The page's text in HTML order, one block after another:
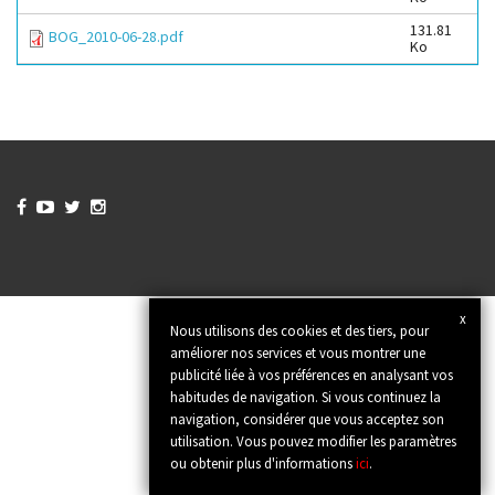
BOG_2010-06-28.pdf
131.81
Ko
x
Nous utilisons des cookies et des tiers, pour
améliorer nos services et vous montrer une
publicité liée à vos préférences en analysant vos
habitudes de navigation. Si vous continuez la
navigation, considérer que vous acceptez son
utilisation. Vous pouvez modifier les paramètres
ou obtenir plus d'informationsici.
   